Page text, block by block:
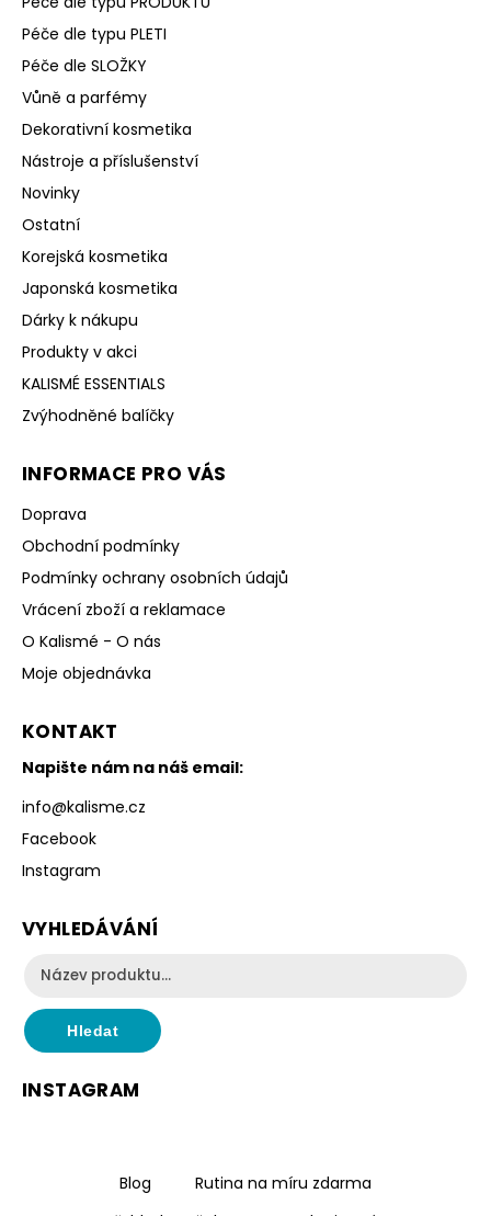
Péče dle typu PLETI
Péče dle SLOŽKY
Vůně a parfémy
Dekorativní kosmetika
Nástroje a příslušenství
Novinky
Ostatní
Korejská kosmetika
Japonská kosmetika
Dárky k nákupu
Produkty v akci
KALISMÉ ESSENTIALS
Zvýhodněné balíčky
INFORMACE PRO VÁS
Doprava
Obchodní podmínky
Podmínky ochrany osobních údajů
Vrácení zboží a reklamace
O Kalismé - O nás
Moje objednávka
KONTAKT
Napište nám na náš email:
info@kalisme.cz
Facebook
Instagram
VYHLEDÁVÁNÍ
Hledat
INSTAGRAM
Blog
Rutina na míru zdarma